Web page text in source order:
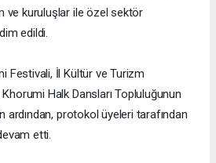
ve kuruluşlar ile özel sektör
edildi.
Festivali, İl Kültür ve Turizm
Halk Dansları Topluluğunun
ardından, protokol üyeleri tarafından
etti.